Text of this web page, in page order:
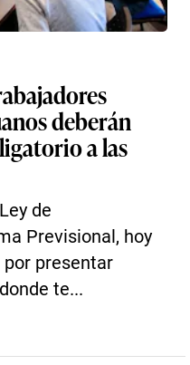
deberán
a las
de
Previsional, hoy
por presentar
te...